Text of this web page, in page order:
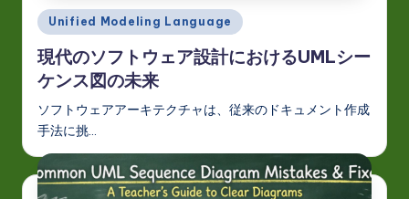
Posted
in
Unified Modeling Language
現代のソフトウェア設計におけるUMLシー
ケンス図の未来
ソフトウェアアーキテクチャは、従来のドキュメント作成
手法に挑…